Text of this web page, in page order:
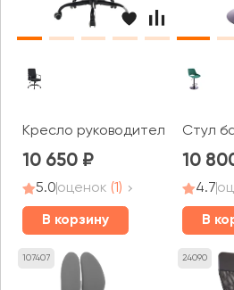
Кресло руководителя Everprof
10 650
5.0оценок (1)
В корзину
Стул
10
4.7
В
107407 24090